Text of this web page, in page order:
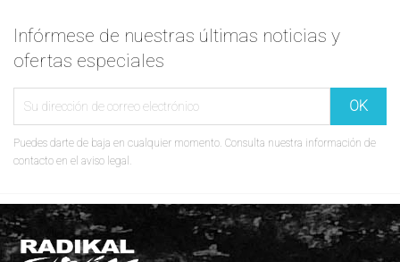
Infórmese de nuestras últimas noticias y
ofertas especiales
Puedes darte de baja en cualquier momento. Consulta nuestra información de
contacto en el aviso legal.